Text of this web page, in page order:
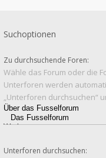
Suchoptionen
Zu durchsuchende Foren:
Wähle das Forum oder die
Unterforen werden
„Unterforen durchsuchen“
Unterforen durchsuchen: